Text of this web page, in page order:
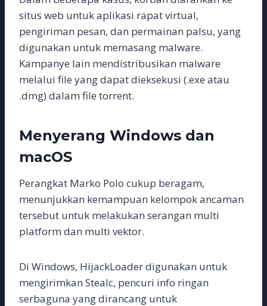
situs web untuk aplikasi rapat virtual,
pengiriman pesan, dan permainan palsu, yang
digunakan untuk memasang malware.
Kampanye lain mendistribusikan malware
melalui file yang dapat dieksekusi (.exe atau
.dmg) dalam file torrent.
Menyerang Windows dan
macOS
Perangkat Marko Polo cukup beragam,
menunjukkan kemampuan kelompok ancaman
tersebut untuk melakukan serangan multi
platform dan multi vektor.
Di Windows, HijackLoader digunakan untuk
mengirimkan Stealc, pencuri info ringan
serbaguna yang dirancang untuk